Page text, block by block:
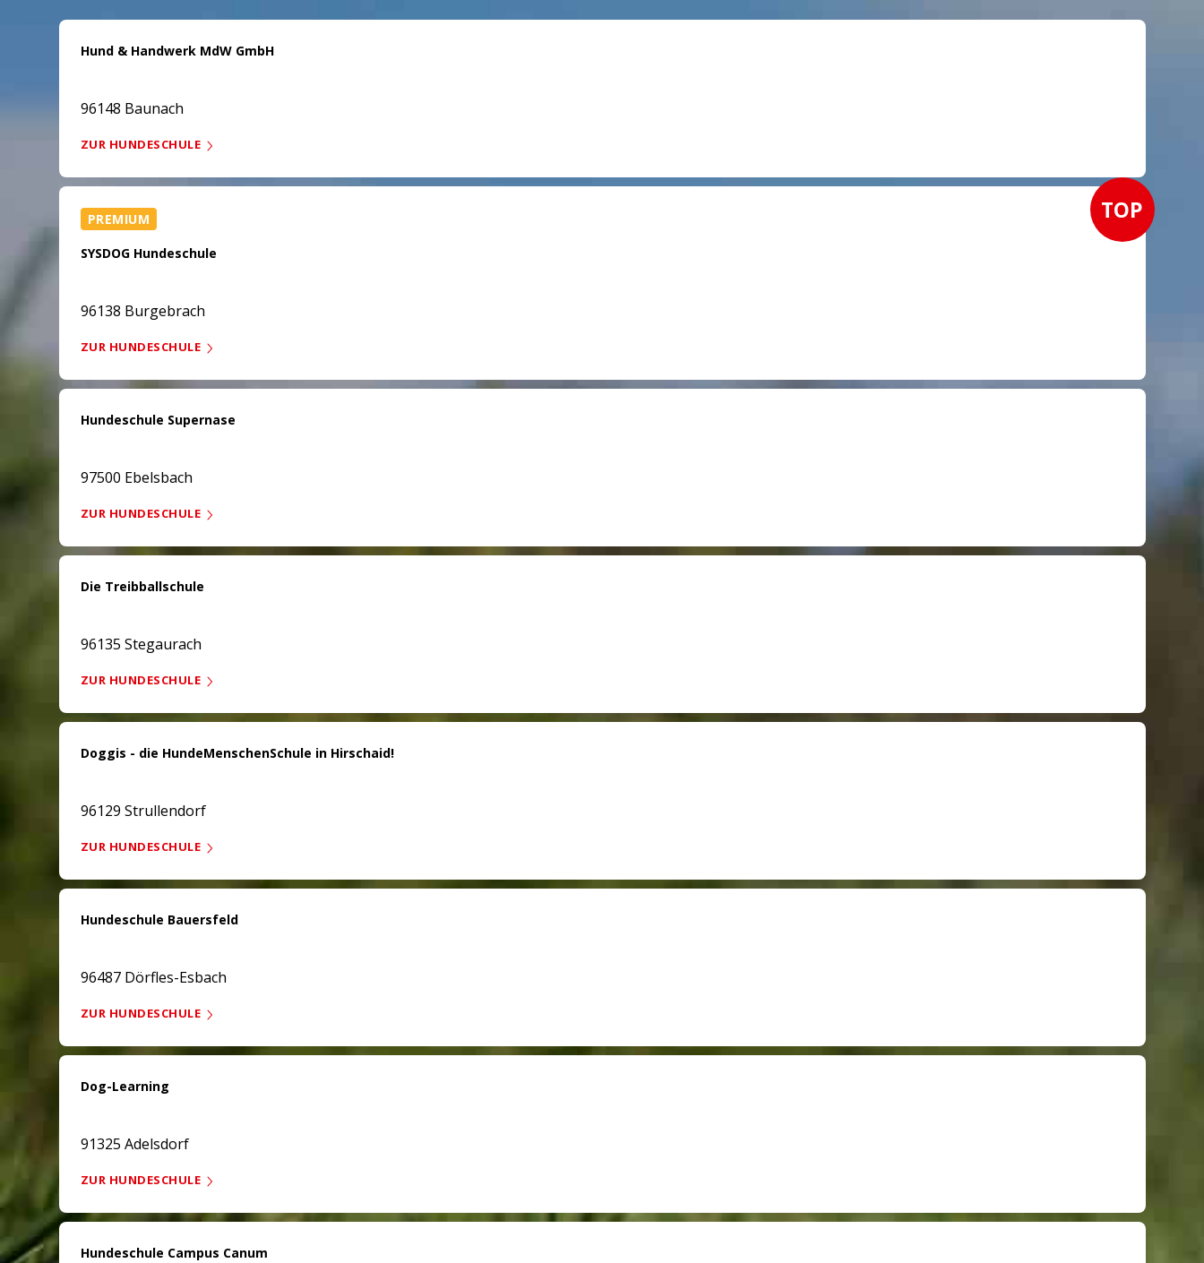
Hund & Handwerk MdW GmbH
96148 Baunach
ZUR HUNDESCHULE
TOP
PREMIUM
SYSDOG Hundeschule
96138 Burgebrach
ZUR HUNDESCHULE
Hundeschule Supernase
97500 Ebelsbach
ZUR HUNDESCHULE
Die Treibballschule
96135 Stegaurach
ZUR HUNDESCHULE
Doggis - die HundeMenschenSchule in Hirschaid!
96129 Strullendorf
ZUR HUNDESCHULE
Hundeschule Bauersfeld
96487 Dörfles-Esbach
ZUR HUNDESCHULE
Dog-Learning
91325 Adelsdorf
ZUR HUNDESCHULE
Hundeschule Campus Canum